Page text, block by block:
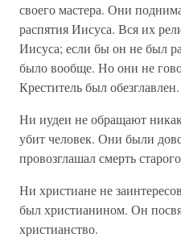
своего мастера. Они
распятия Иисуса. Вся их
Иисуса; если бы он не был
было вообще. Но они не
Креститель был обезглавлен.
Ни иудеи не обращают
убит человек. Они были
провозглашал смерть
Ни христиане не
был христианином. Он
христианство.